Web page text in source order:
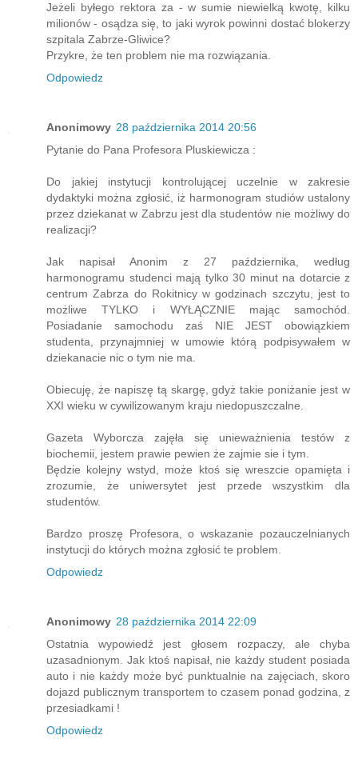
Jeżeli byłego rektora za - w sumie niewielką kwotę, kilku
milionów - osądza się, to jaki wyrok powinni dostać blokerzy
szpitala Zabrze-Gliwice?
Przykre, że ten problem nie ma rozwiązania.
Odpowiedz
Anonimowy 28 października 2014 20:56
Pytanie do Pana Profesora Pluskiewicza :
Do jakiej instytucji kontrolującej uczelnie w zakresie
dydaktyki można zgłosić, iż harmonogram studiów ustalony
przez dziekanat w Zabrzu jest dla studentów nie możliwy do
realizacji?
Jak napisał Anonim z 27 października, według
harmonogramu studenci mają tylko 30 minut na dotarcie z
centrum Zabrza do Rokitnicy w godzinach szczytu, jest to
możliwe TYLKO i WYŁĄCZNIE mając samochód.
Posiadanie samochodu zaś NIE JEST obowiązkiem
studenta, przynajmniej w umowie którą podpisywałem w
dziekanacie nic o tym nie ma.
Obiecuję, że napiszę tą skargę, gdyż takie poniżanie jest w
XXI wieku w cywilizowanym kraju niedopuszczalne.
Gazeta Wyborcza zajęła się unieważnienia testów z
biochemii, jestem prawie pewien że zajmie sie i tym.
Będzie kolejny wstyd, może ktoś się wreszcie opamięta i
zrozumie, że uniwersytet jest przede wszystkim dla
studentów.
Bardzo proszę Profesora, o wskazanie pozauczelnianych
instytucji do których można zgłosić te problem.
Odpowiedz
Anonimowy 28 października 2014 22:09
Ostatnia wypowiedź jest głosem rozpaczy, ale chyba
uzasadnionym. Jak ktoś napisał, nie każdy student posiada
auto i nie każdy może być punktualnie na zajęciach, skoro
dojazd publicznym transportem to czasem ponad godzina, z
przesiadkami !
Odpowiedz